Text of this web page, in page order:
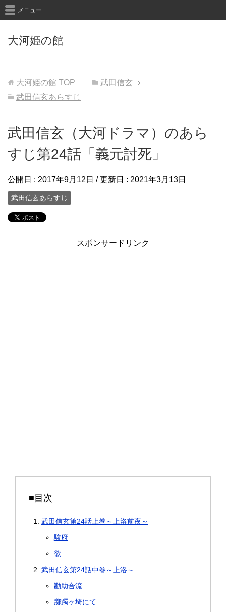
大河姫の館
メニュー
大河姫の館 TOP
武田信玄
武田信玄あらすじ
武田信玄（大河ドラマ）のあら
すじ第24話「義元討死」
公開日 : 2017年9月12日 / 更新日 : 2021年3月13日
武田信玄あらすじ
スポンサードリンク
■目次
武田信玄第24話上巻～上洛前夜～
駿府
欲
武田信玄第24話中巻～上洛～
勘助合流
躑躅ヶ埼にて